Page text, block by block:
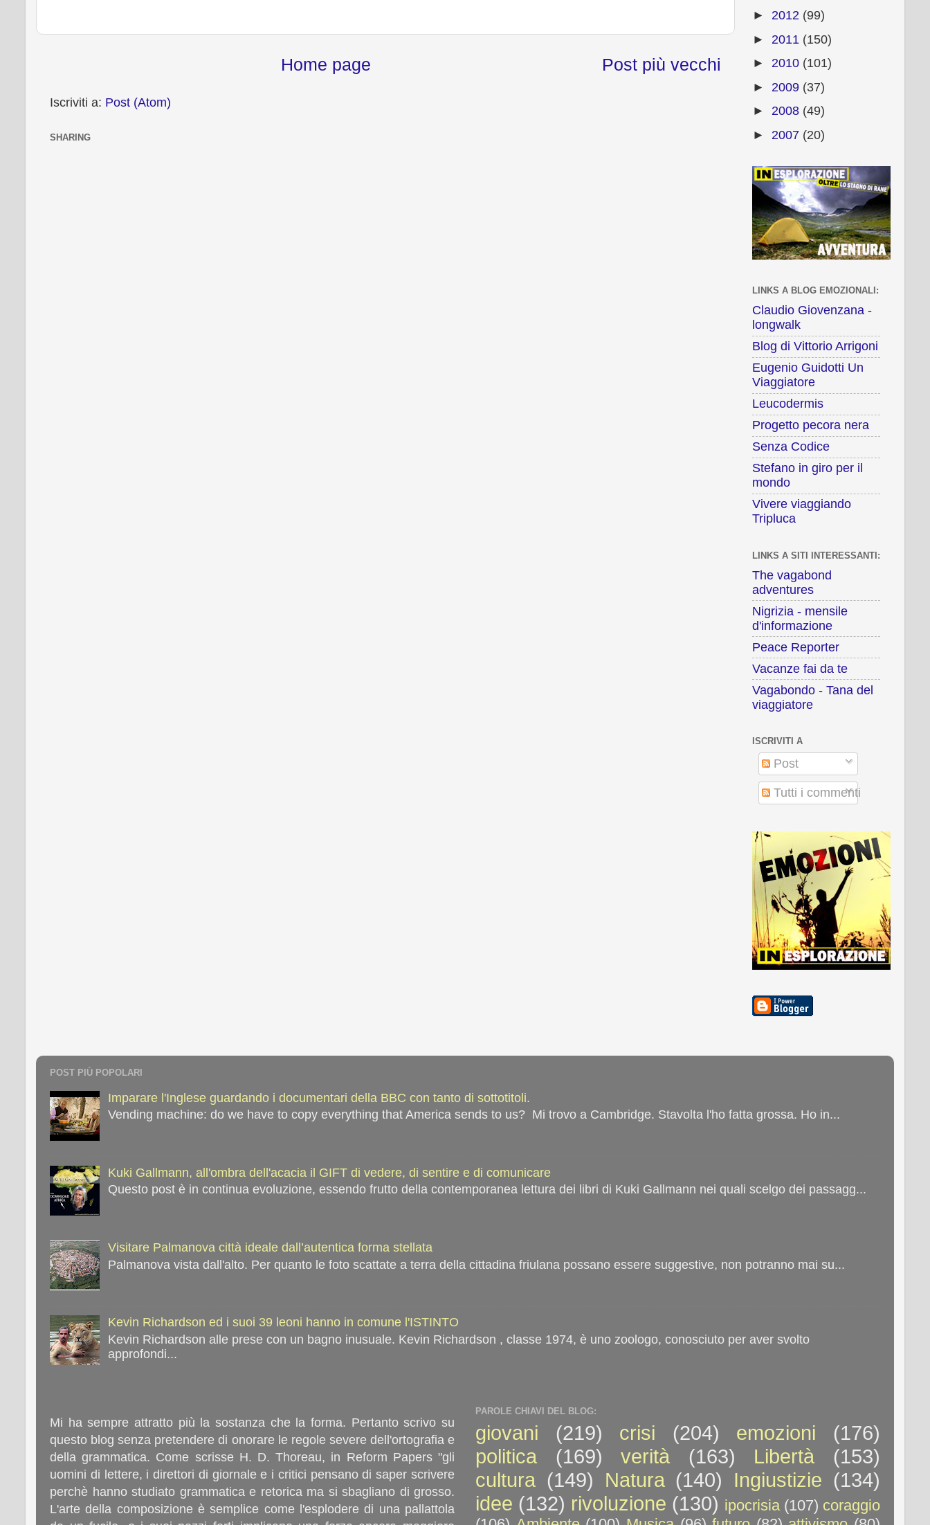
Post più vecchi
Home page
Iscriviti a: Post (Atom)
SHARING
► 2012 (99)
► 2011 (150)
► 2010 (101)
► 2009 (37)
► 2008 (49)
► 2007 (20)
LINKS A BLOG EMOZIONALI:
Claudio Giovenzana -
longwalk
Blog di Vittorio Arrigoni
Eugenio Guidotti Un
Viaggiatore
Leucodermis
Progetto pecora nera
Senza Codice
Stefano in giro per il
mondo
Vivere viaggiando
Tripluca
LINKS A SITI INTERESSANTI:
The vagabond
adventures
Nigrizia - mensile
d'informazione
Peace Reporter
Vacanze fai da te
Vagabondo - Tana del
viaggiatore
ISCRIVITI A
Post
Tutti i commenti
POST PIÙ POPOLARI
Imparare l'Inglese guardando i documentari della BBC con tanto di sottotitoli.
Vending machine: do we have to copy everything that America sends to us? Mi trovo a Cambridge. Stavolta l'ho fatta grossa. Ho in...
Kuki Gallmann, all'ombra dell'acacia il GIFT di vedere, di sentire e di comunicare
Questo post è in continua evoluzione, essendo frutto della contemporanea lettura dei libri di Kuki Gallmann nei quali scelgo dei passagg...
Visitare Palmanova città ideale dall’autentica forma stellata
Palmanova vista dall'alto. Per quanto le foto scattate a terra della cittadina friulana possano essere suggestive, non potranno mai su...
Kevin Richardson ed i suoi 39 leoni hanno in comune l'ISTINTO
Kevin Richardson alle prese con un bagno inusuale. Kevin Richardson , classe 1974, è uno zoologo, conosciuto per aver svolto
approfondi...
Mi ha sempre attratto più la sostanza che la forma. Pertanto scrivo su
questo blog senza pretendere di onorare le regole severe dell'ortografia e
della grammatica. Come scrisse H. D. Thoreau, in Reform Papers "gli
uomini di lettere, i direttori di giornale e i critici pensano di saper scrivere
perchè hanno studiato grammatica e retorica ma si sbagliano di grosso.
L'arte della composizione è semplice come l'esplodere di una pallattola
PAROLE CHIAVI DEL BLOG:
giovani (219) crisi (204) emozioni
(176)
politica
(169) verità (163) Libertà
(153)
cultura (149) Natura (140) Ingiustizie (134)
idee (132) rivoluzione (130) ipocrisia (107) coraggio